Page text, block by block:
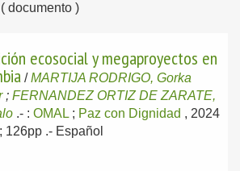
documento )
ecosocial y megaproyectos en
/MARTIJA RODRIGO, Gorka
; FERNANDEZ ORTIZ DE ZARATE,
.- : OMAL ; Paz con Dignidad , 2024
126pp .- Español